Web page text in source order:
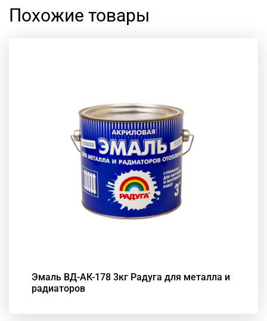
Похожие товары
Эмаль ВД-АК-178 3кг Радуга для металла и
радиаторов